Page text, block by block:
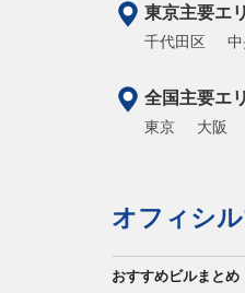
東京主要エ
千代田区
全国主要エ
東京 大阪
オフィシ
おすすめビルまとめ